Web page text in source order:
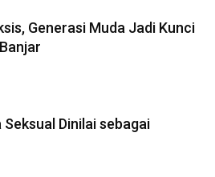
Generasi Muda Jadi Kunci
Dinilai sebagai